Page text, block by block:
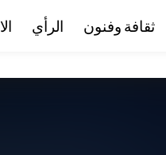
ثقافة وفنون الرأي